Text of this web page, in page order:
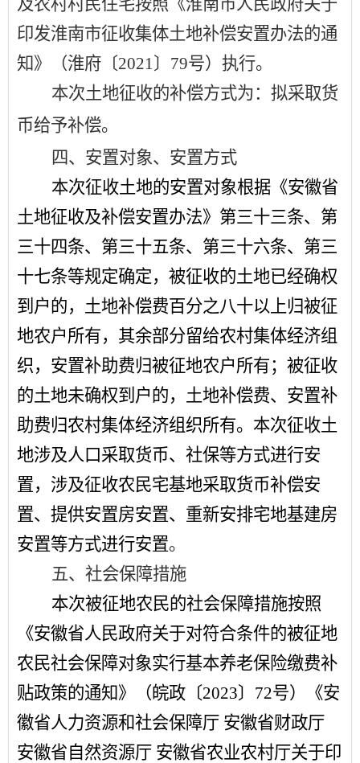
及农村村民住宅按照《淮南市人民政府关于
印发淮南市征收集体土地补偿安置办法的通
知》（淮府〔2021〕 79号）执行。
本次土地征收的补偿方式为：拟采取货
币给予补偿。
四、安置对象、安置方式
本次征收土地的安置对象根据《安徽省
土地征收及补偿安置办法》第三十三条、第
三十四条、第三十五条、第三十六条、第三
十七条等规定确定，被征收的土地已经确权
到户的，土地补偿费百分之八十以上归被征
地农户所有，其余部分留给农村集体经济组
织，安置补助费归被征地农户所有；被征收
的土地未确权到户的，土地补偿费、安置补
助费归农村集体经济组织所有。本次征收土
地涉及人口采取货币、社保等方式进行安
置，涉及征收农民宅基地采取货币补偿安
置、提供安置房安置、重新安排宅地基建房
安置等方式进行安置。
五、社会保障措施
本次被征地农民的社会保障措施按照
《安徽省人民政府关于对符合条件的被征地
农民社会保障对象实行基本养老保险缴费补
贴政策的通知》（皖政〔2023〕 72号）《安
徽省人力资源和社会保障厅 安徽省财政厅
安徽省自然资源厅 安徽省农业农村厅关于印